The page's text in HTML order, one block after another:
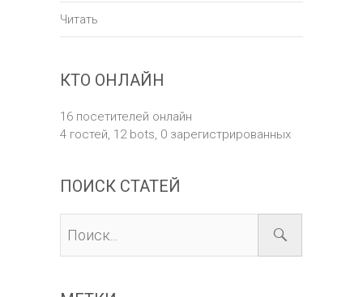
Читать
КТО ОНЛАЙН
16 посетителей онлайн
4 гостей, 12 bots, 0 зарегистрированных
ПОИСК СТАТЕЙ